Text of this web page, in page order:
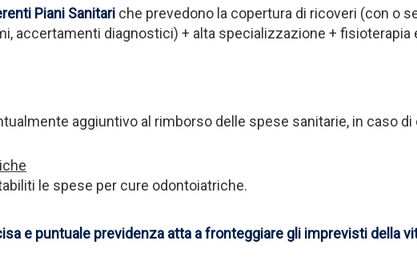
Piani Sanitari che prevedono la copertura di ricoveri (con o
accertamenti diagnostici) + alta specializzazione +
aggiuntivo al rimborso delle spese sanitarie, in caso di
le spese per cure odontoiatriche.
e puntuale previdenza atta a fronteggiare gli imprevisti della